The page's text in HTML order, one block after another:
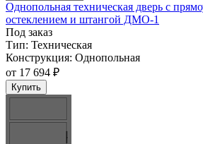
Однопольная техническая дверь с
остеклением и штангой ДМО-1
Под заказ
Тип: Техническая
Конструкция: Однопольная
от 17 694 ₽
Купить